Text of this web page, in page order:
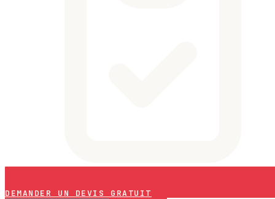
DEMANDER UN DEVIS GRATUIT